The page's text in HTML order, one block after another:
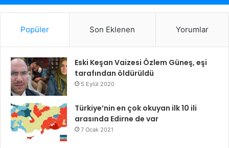
Popüler Son Eklenen Yorumlar
Eski Keşan Vaizesi Özlem Güneş, eşi
tarafından öldürüldü
5 Eylül 2020
Türkiye’nin en çok okuyan ilk 10 ili
arasında Edirne de var
7 Ocak 2021